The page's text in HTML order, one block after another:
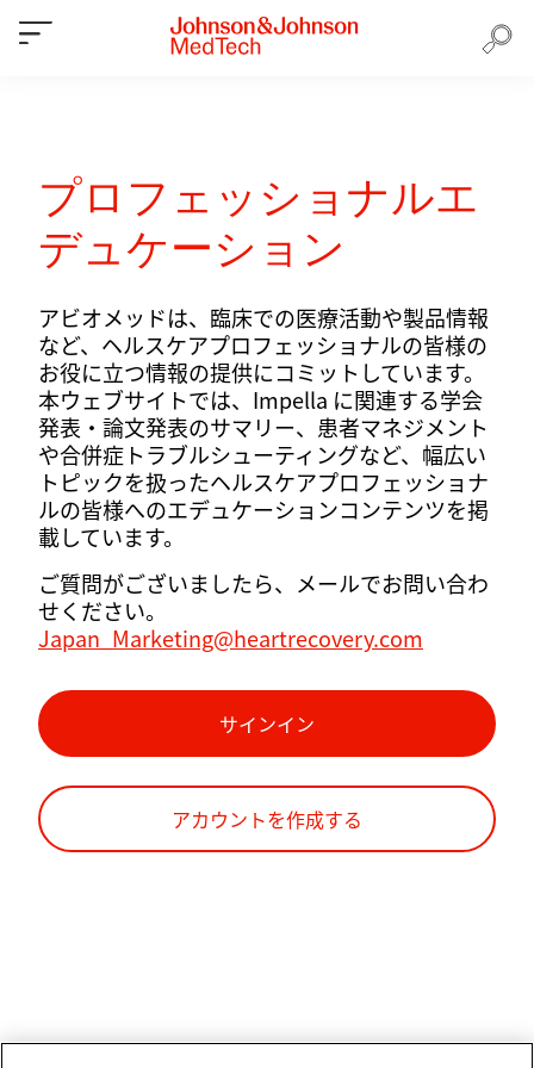
プロフェッショナルエ
デュケーション
アビオメッドは、臨床での医療活動や製品情報
など、ヘルスケアプロフェッショナルの皆様の
お役に立つ情報の提供にコミットしています。
本ウェブサイトでは、Impella に関連する学会
発表・論文発表のサマリー、患者マネジメント
や合併症トラブルシューティングなど、幅広い
トピックを扱ったヘルスケアプロフェッショナ
ルの皆様へのエデュケーションコンテンツを掲
載しています。
ご質問がございましたら、メールでお問い合わ
せください。
Japan_Marketing@heartrecovery.com